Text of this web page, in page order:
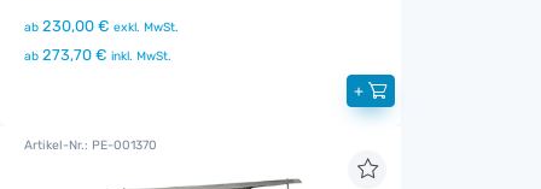
ab 230,00 € exkl. MwSt.
ab 273,70 € inkl. MwSt.
+
Artikel-Nr.: PE-001370